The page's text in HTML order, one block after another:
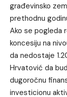
građevinsko
prethodnu
Ako se pogleda
koncesiju na
da nedostaje
Hrvatović da
dugoročnu
investicionu